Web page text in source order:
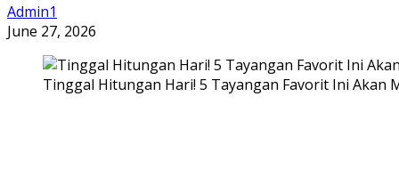
Admin1
June 27, 2026
Tinggal Hitungan Hari! 5 Tayangan Favorit Ini Akan